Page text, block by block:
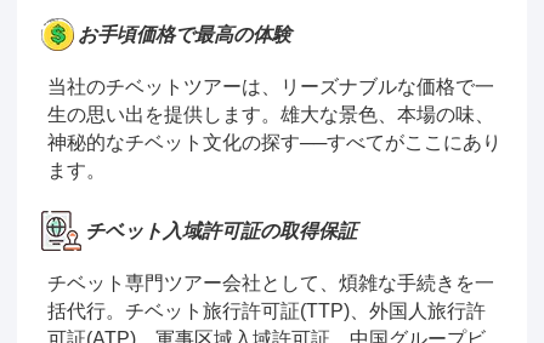
お手頃価格で最高の体験
当社のチベットツアーは、リーズナブルな価格で一
生の思い出を提供します。雄大な景色、本場の味、
神秘的なチベット文化の探す──すべてがここにあり
ます。
チベット入域許可証の取得保証
チベット専門ツアー会社として、煩雑な手続きを一
括代行。チベット旅行許可証(TTP)、外国人旅行許